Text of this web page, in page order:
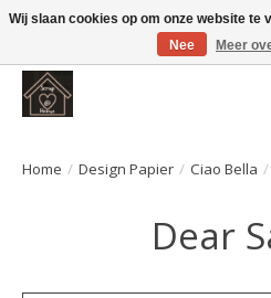
Large selection of products and fast
Home / Design Papier / Ciao Bella /
Dear
Wij slaan cookies op om onze website te
Nee
Meer